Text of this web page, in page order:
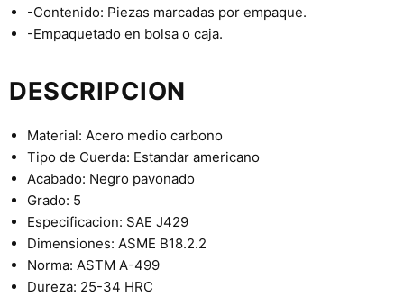
-Contenido: Piezas marcadas por empaque.
-Empaquetado en bolsa o caja.
DESCRIPCION
Material: Acero medio carbono
Tipo de Cuerda: Estandar americano
Acabado: Negro pavonado
Grado: 5
Especificacion: SAE J429
Dimensiones: ASME B18.2.2
Norma: ASTM A-499
Dureza: 25-34 HRC